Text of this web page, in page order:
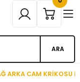
ARA
ARKA CAM KRİKOSU